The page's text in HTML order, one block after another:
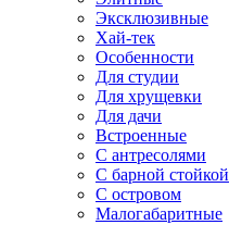
Эксклюзивные
Хай-тек
Особенности
Для студии
Для хрущевки
Для дачи
Встроенные
С антресолями
С барной стойкой
С островом
Малогабаритные